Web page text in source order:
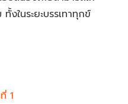
งในระยะบรรเทาทุกข์
1